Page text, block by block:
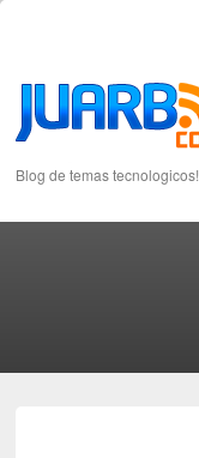
Blog de temas tecnologicos!